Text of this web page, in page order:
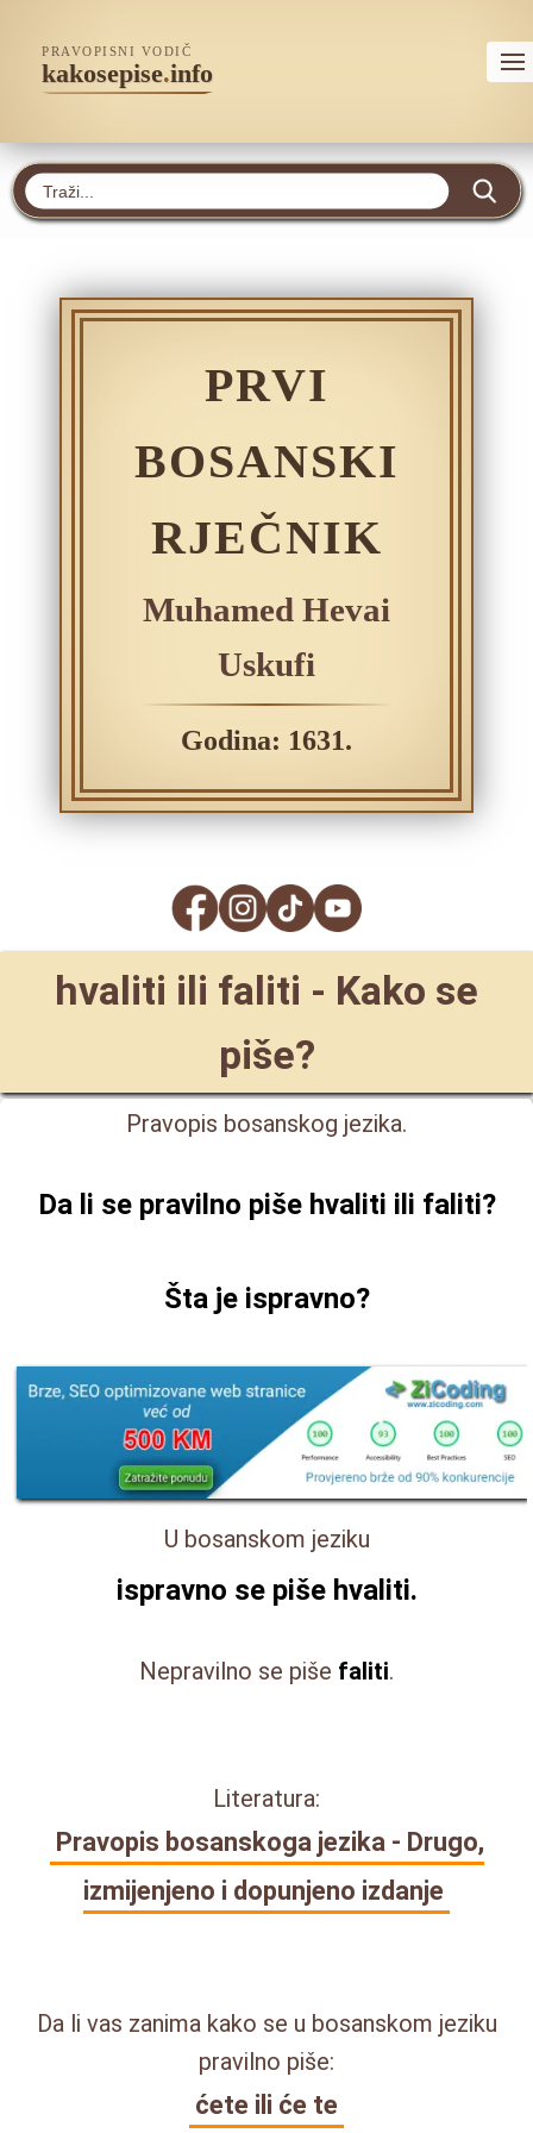
PRAVOPISNI VODIČ
kakosepise.info
PRVI
BOSANSKI
RJEČNIK
Muhamed Hevai
Uskufi
Godina: 1631.
hvaliti ili faliti - Kako se
piše?
Pravopis bosanskog jezika.
Da li se pravilno piše hvaliti ili faliti?
Šta je ispravno?
U bosanskom jeziku
ispravno se piše hvaliti.
Nepravilno se piše faliti.
Literatura:
Pravopis bosanskoga jezika - Drugo,
izmijenjeno i dopunjeno izdanje
Da li vas zanima kako se u bosanskom jeziku
pravilno piše:
ćete ili će te